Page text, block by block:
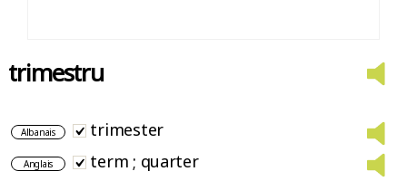
trimestru
Albanais trimester
Anglais term ; quarter